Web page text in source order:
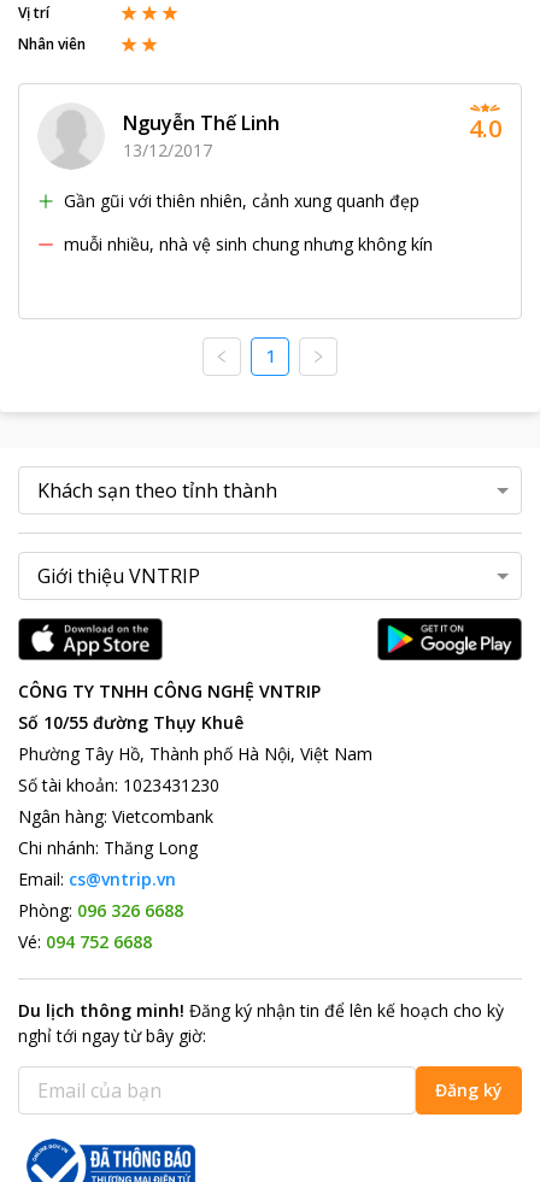
Vị trí
Nhân viên
Nguyễn Thế Linh
13/12/2017
Gần gũi với thiên nhiên, cảnh xung quanh đẹp
muỗi nhiều, nhà vệ sinh chung nhưng không kín
4.0
1
CÔNG TY TNHH CÔNG NGHỆ VNTRIP
Số 10/55 đường Thụy Khuê
Phường Tây Hồ, Thành phố Hà Nội, Việt Nam
Số tài khoản: 1023431230
Ngân hàng: Vietcombank
Chi nhánh: Thăng Long
Email: cs@vntrip.vn
Phòng: 096 326 6688
Vé: 094 752 6688
Du lịch thông minh! Đăng ký nhận tin để lên kế hoạch cho kỳ
nghỉ tới ngay từ bây giờ:
Đăng ký